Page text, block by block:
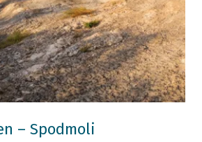
– Spodmoli